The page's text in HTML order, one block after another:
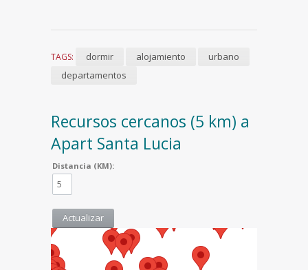
TAGS: dormir alojamiento
urbano
departamentos
Recursos cercanos (5 km) a
Apart Santa Lucia
Distancia (KM):